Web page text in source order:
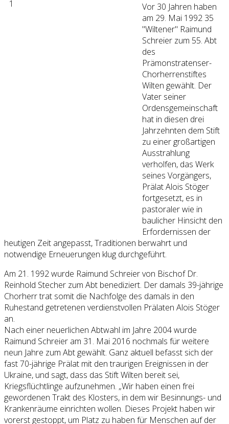
Vor 30 Jahren haben
am 29. Mai 1992 35
"Wiltener" Raimund
Schreier zum 55. Abt
des
Prämonstratenser-
Chorherrenstiftes
Wilten gewählt. Der
Vater seiner
Ordensgemeinschaft
hat in diesen drei
Jahrzehnten dem Stift
zu einer großartigen
Ausstrahlung
verholfen, das Werk
seines Vorgängers,
Prälat Alois Stöger
fortgesetzt, es in
pastoraler wie in
baulicher Hinsicht den
Erfordernissen der
heutigen Zeit angepasst, Traditionen berwahrt und
notwendige Erneuerungen klug durchgeführt.
Am 21. 1992 wurde Raimund Schreier von Bischof Dr.
Reinhold Stecher zum Abt benediziert. Der damals 39-jährige
Chorherr trat somit die Nachfolge des damals in den
Ruhestand getretenen verdienstvollen Prälaten Alois Stöger
an.
Nach einer neuerlichen Abtwahl im Jahre 2004 wurde
Raimund Schreier am 31. Mai 2016 nochmals für weitere
neun Jahre zum Abt gewählt. Ganz aktuell befasst sich der
fast 70-jährige Prälat mit den traurigen Ereignissen in der
Ukraine, und sagt, dass das Stift Wilten bereit sei,
Kriegsflüchtlinge aufzunehmen. „Wir haben einen frei
gewordenen Trakt des Klosters, in dem wir Besinnungs- und
Krankenräume einrichten wollen. Dieses Projekt haben wir
vorerst gestoppt, um Platz zu haben für Menschen auf der